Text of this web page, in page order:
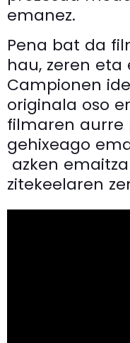
emanez.
Pena bat da
hau, zeren eta
Campionen
originala oso
filmaren aurre
gehixeago
azken
zitekeelaren